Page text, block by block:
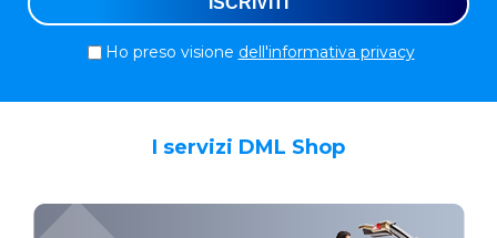
Ho preso visione dell'informativa privacy
I servizi DML Shop